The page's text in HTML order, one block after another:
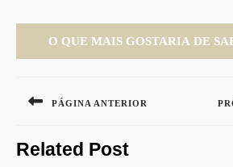
de
PÁGINA ANTERIOR
post:
Related Post